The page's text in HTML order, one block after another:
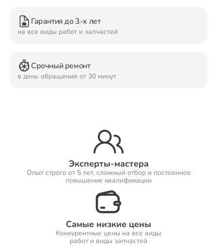
Гарантия до 3-х лет
на все виды работ и запчастей
Срочный ремонт
в день обращения от 30 минут
Эксперты-мастера
Опыт строго от 5 лет, сложный отбор и постоянное
повышение квалификации
Самые низкие цены
Конкурентные цены на все виды
работ и виды запчастей
Ремонт Саундбаров
Ремонт VR систем
Ремонт Сабвуферов